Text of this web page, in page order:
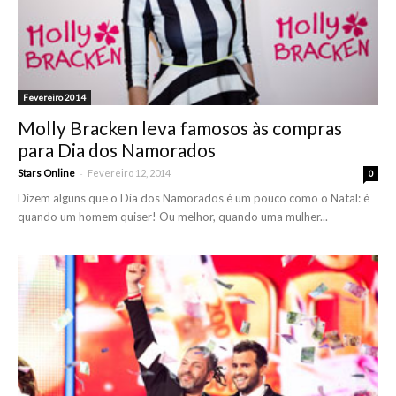
Fevereiro 2014
Molly Bracken leva famosos às compras
para Dia dos Namorados
Stars Online - Fevereiro 12, 2014 0
Dizem alguns que o Dia dos Namorados é um pouco como o Natal: é
quando um homem quiser! Ou melhor, quando uma mulher...